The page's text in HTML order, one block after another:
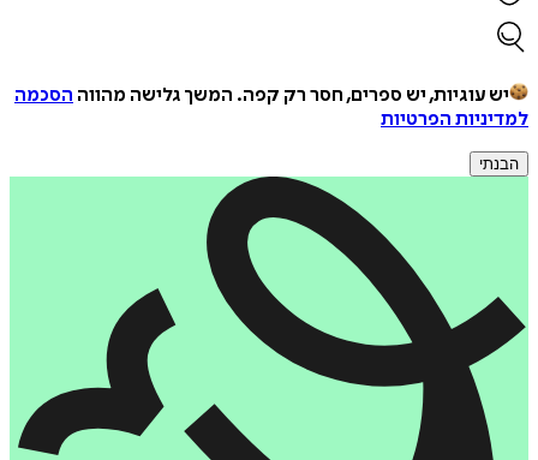
יש עוגיות, יש ספרים, חסר רק קפה. המשך גלישה מהווה הסכמה
למדיניות הפרטיות
הבנתי